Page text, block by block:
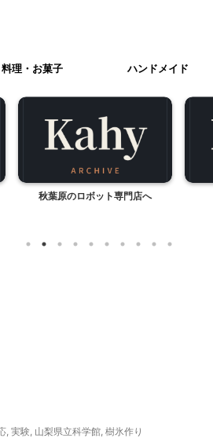
料理・お菓子 ハンドメイド
秋葉原のロボット専門店へ
実験 山梨県立科学館 樹氷作り